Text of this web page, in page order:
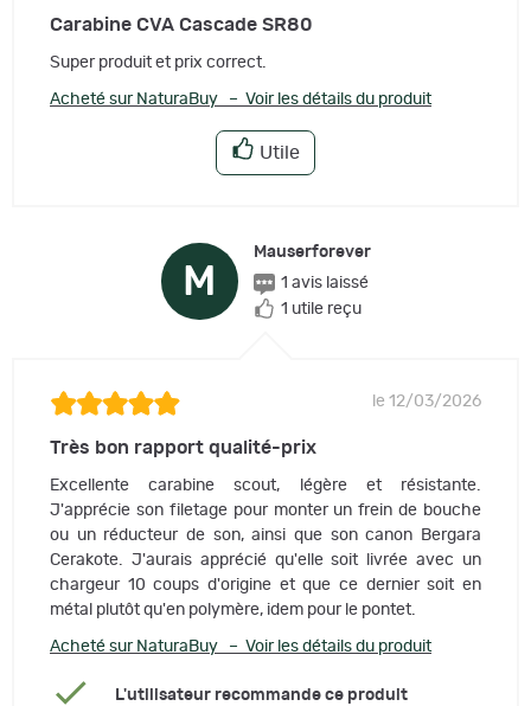
Carabine CVA Cascade SR80
Super produit et prix correct.
Acheté sur NaturaBuy – Voir les détails du produit
Utile
M
Mauserforever
1 avis laissé
1 utile reçu
le 12/03/2026
Très bon rapport qualité-prix
Excellente carabine scout, légère et résistante.
J'apprécie son filetage pour monter un frein de bouche
ou un réducteur de son, ainsi que son canon Bergara
Cerakote. J'aurais apprécié qu'elle soit livrée avec un
chargeur 10 coups d'origine et que ce dernier soit en
métal plutôt qu'en polymère, idem pour le pontet.
Acheté sur NaturaBuy – Voir les détails du produit
L'utilisateur recommande ce produit